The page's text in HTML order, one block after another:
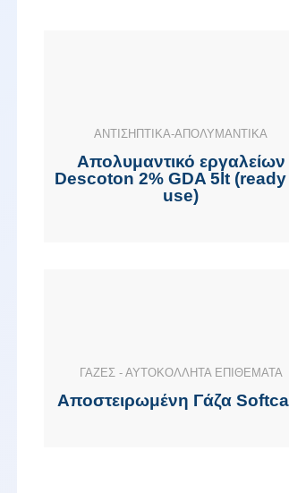
ΑΝΤΙΣΗΠΤΙΚΑ-ΑΠΟΛΥΜΑΝΤΙΚΑ
Απολυμαντικό εργαλείων
Descoton 2% GDA 5lt
use)
ΓΑΖΕΣ - ΑΥΤΟΚΟΛΛΗΤΑ ΕΠΙΘΕΜΑΤΑ
Αποστειρωμένη Γάζα